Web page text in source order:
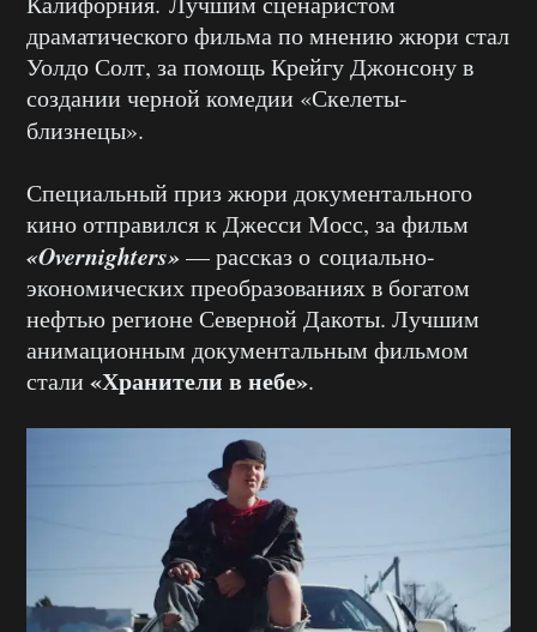
драматического фильма по мнению жюри стал
Уолдо Солт, за помощь Крейгу Джонсону в
создании черной комедии «Скелеты-
близнецы».
Специальный приз жюри документального
кино отправился к Джесси Мосс, за фильм
«Overnighters»— рассказ о социально-
экономических преобразованиях в богатом
нефтью регионе Северной Дакоты. Лучшим
анимационным документальным фильмом
стали «Хранители в небе».